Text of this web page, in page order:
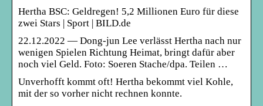
Hertha BSC: Geldregen! 5,2 Millionen Euro für diese
zwei Stars | Sport | BILD.de
22.12.2022 — Dong-jun Lee verlässt Hertha nach nur
wenigen Spielen Richtung Heimat, bringt dafür aber
noch viel Geld. Foto: Soeren Stache/dpa. Teilen …
Unverhofft kommt oft! Hertha bekommt viel Kohle,
mit der so vorher nicht rechnen konnte.